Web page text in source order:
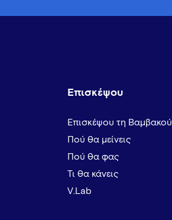
Επισκέψου
Επισκέψου τη Βαμβακού
Πού θα μείνεις
Πού θα φας
Τι θα κάνεις
V.Lab